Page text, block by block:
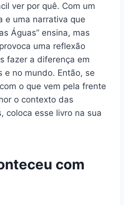
ver por quê. Com um
e uma narrativa que
Águas” ensina, mas
uma reflexão
fazer a diferença em
e no mundo. Então, se
o que vem pela frente
o contexto das
coloca esse livro na sua
com